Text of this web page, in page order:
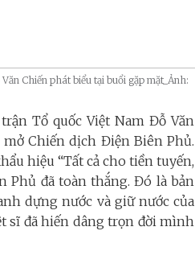
Chiến phát biểu tại buổi gặp mặt_Ảnh:
Tổ quốc Việt Nam Đỗ Văn
mở Chiến dịch Điện Biên Phủ.
hiệu “Tất cả cho tiền tuyến,
Phủ đã toàn thắng. Đó là bản
dựng nước và giữ nước của
sĩ đã hiến dâng trọn đời mình